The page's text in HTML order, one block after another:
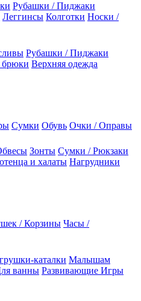
Рубашки / Пиджаки
Леггинсы Колготки Носки /
Рубашки / Пиджаки
брюки Верхняя одежда
Сумки Обувь Очки / Оправы
Зонты Сумки / Рюкзаки
и халаты Нагрудники
/ Корзины Часы /
каталки Малышам
ванны Развивающие Игры